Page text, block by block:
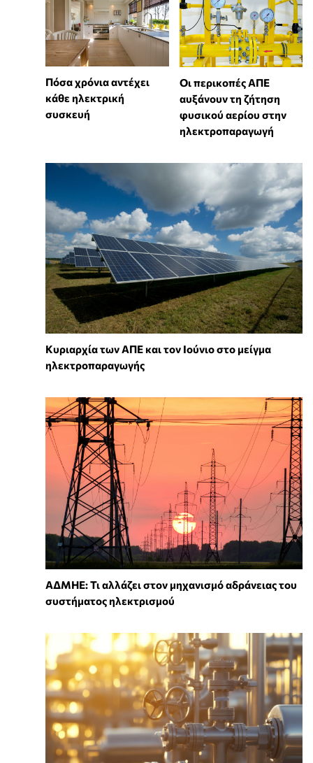
Πόσα χρόνια αντέχει
κάθε ηλεκτρική
συσκευή
Οι περικοπές ΑΠΕ
αυξάνουν τη ζήτηση
φυσικού αερίου στην
ηλεκτροπαραγωγή
Κυριαρχία των ΑΠΕ και τον Ιούνιο στο μείγμα
ηλεκτροπαραγωγής
ΑΔΜΗΕ: Τι αλλάζει στον μηχανισμό αδράνειας του
συστήματος ηλεκτρισμού